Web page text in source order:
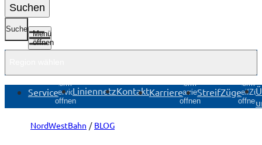
Suchen
Suche
Menü
öffnen
Service
Untermenü
Service
öffnen
LiniennetzKontaktKarriere
Untermenü
Karriere
öffnen
StreifZüge
öffnen
NordWestBahn BLOG